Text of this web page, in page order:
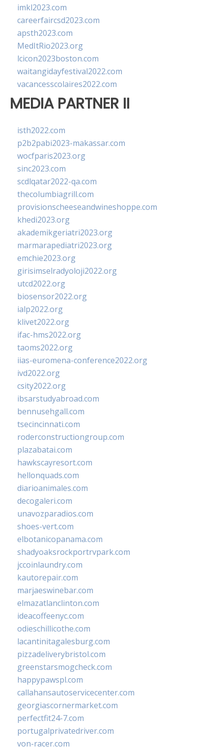
imkl2023.com
careerfaircsd2023.com
apsth2023.com
MedItRio2023.org
lcicon2023boston.com
waitangidayfestival2022.com
vacancesscolaires2022.com
MEDIA PARTNER II
isth2022.com
p2b2pabi2023-makassar.com
wocfparis2023.org
sinc2023.com
scdlqatar2022-qa.com
thecolumbiagrill.com
provisionscheeseandwineshoppe.com
khedi2023.org
akademikgeriatri2023.org
marmarapediatri2023.org
emchie2023.org
girisimselradyoloji2022.org
utcd2022.org
biosensor2022.org
ialp2022.org
klivet2022.org
ifac-hms2022.org
taoms2022.org
iias-euromena-conference2022.org
ivd2022.org
csity2022.org
ibsarstudyabroad.com
bennusehgall.com
tsecincinnati.com
roderconstructiongroup.com
plazabatai.com
hawkscayresort.com
hellonquads.com
diarioanimales.com
decogaleri.com
unavozparadios.com
shoes-vert.com
elbotanicopanama.com
shadyoaksrockportrvpark.com
jccoinlaundry.com
kautorepair.com
marjaeswinebar.com
elmazatlanclinton.com
ideacoffeenyc.com
odieschillicothe.com
lacantinitagalesburg.com
pizzadeliverybristol.com
greenstarsmogcheck.com
happypawspl.com
callahansautoservicecenter.com
georgiascornermarket.com
perfectfit24-7.com
portugalprivatedriver.com
von-racer.com